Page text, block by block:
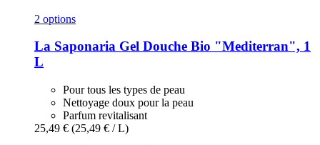
2 options
La Saponaria Gel Douche Bio "Mediterran", 1
L
Pour tous les types de peau
Nettoyage doux pour la peau
Parfum revitalisant
25,49 € (25,49 € / L)